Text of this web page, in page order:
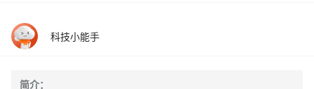
科技小能手
简介：